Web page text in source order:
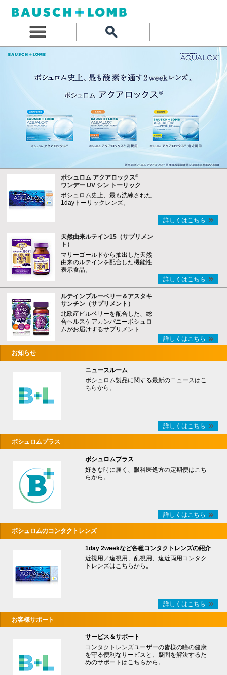
ボシュロム アクアロックス®
ワンデー UV シン トーリック
ボシュロム史上、最も洗練された
1dayトーリックレンズ。
詳しくはこちら
天然由来ルテイン15（サプリメン
ト）
マリーゴールドから抽出した天然
由来のルテインを配合した機能性
表示食品。
詳しくはこちら
ルテインブルーベリー＆アスタキ
サンチン（サプリメント）
北欧産ビルベリーを配合した、総
合ヘルスケアカンパニーボシュロ
ムがお届けするサプリメント
詳しくはこちら
お知らせ
ニュースルーム
ボシュロム製品に関する最新のニュースはこ
ちらから。
詳しくはこちら
ボシュロムプラス
ボシュロムプラス
好きな時に届く、眼科医処方の定期便はこち
らから。
詳しくはこちら
ボシュロムのコンタクトレンズ
1day 2weekなど各種コンタクトレンズの紹介
近視用／遠視用、乱視用、遠近両用コンタク
トレンズはこちらから。
詳しくはこちら
お客様サポート
サービス＆サポート
コンタクトレンズユーザーの皆様の瞳の健康
を守る便利なサービスと、疑問を解決するた
めのサポートはこちらから。